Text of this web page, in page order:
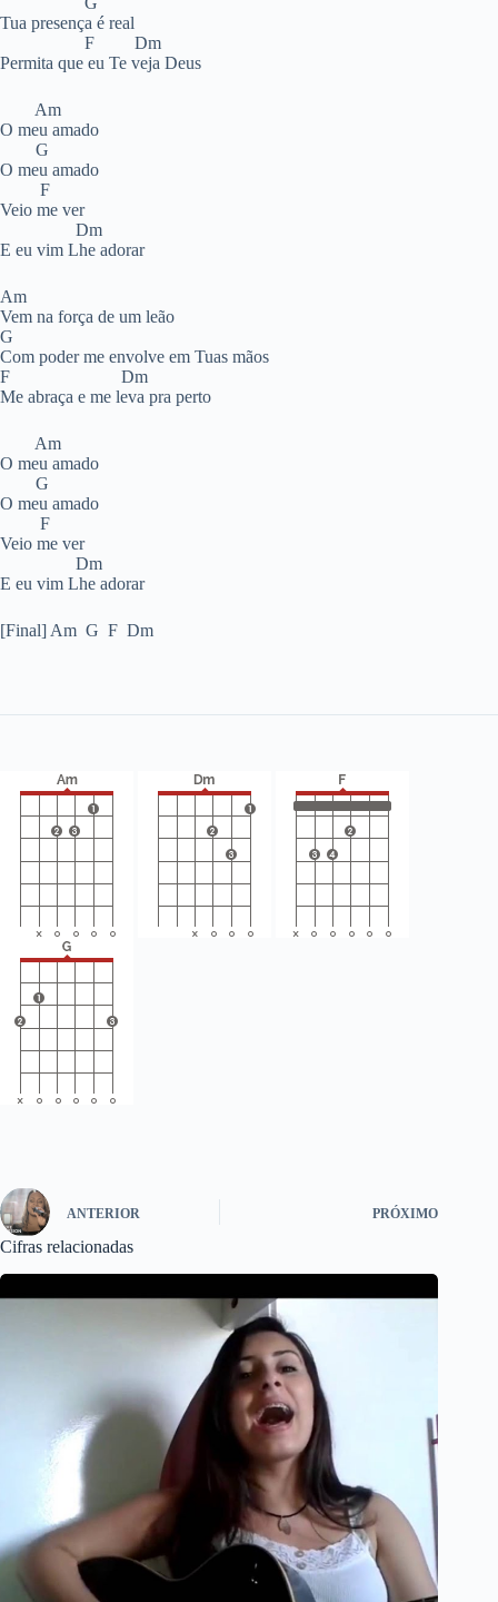
Tua presença é real
F Dm
Permita que eu Te veja Deus
Am
O meu amado
G
O meu amado
F
Veio me ver
Dm
E eu vim Lhe adorar
Am
Vem na força de um leão
G
Com poder me envolve em Tuas mãos
F Dm
Me abraça e me leva pra perto
Am
O meu amado
G
O meu amado
F
Veio me ver
Dm
E eu vim Lhe adorar
[Final] Am G F Dm
ANTERIOR PRÓXIMO
Cifras relacionadas